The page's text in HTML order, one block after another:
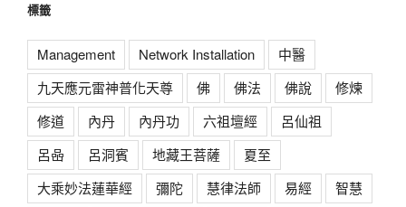
標籤
Management Network Installation
中醫
九天應元雷神普化天尊
佛 佛法 佛說
修煉
修道
內丹 內丹功 六祖壇經
呂仙祖
呂喦
呂洞賓 地藏王菩薩
夏至
大乘妙法蓮華經
彌陀 慧律法師 易經
智慧